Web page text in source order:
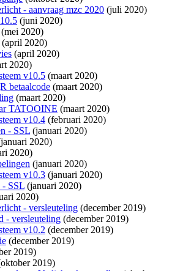
- aanvraag mzc 2020 (juli 2020)
(juni 2020)
(mei 2020)
(april 2020)
(april 2020)
2020)
v10.5 (maart 2020)
betaalcode (maart 2020)
(maart 2020)
TATOOINE (maart 2020)
v10.4 (februari 2020)
- SSL (januari 2020)
2020)
2020)
(januari 2020)
v10.3 (januari 2020)
- SSL (januari 2020)
2020)
- versleuteling (december 2019)
- versleuteling (december 2019)
v10.2 (december 2019)
(december 2019)
2019)
2019)